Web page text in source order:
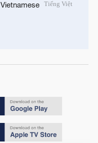
Vietnamese Tiếng Việt